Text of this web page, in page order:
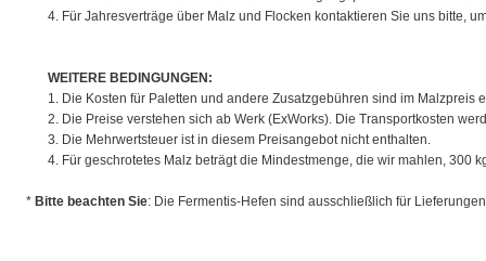
4. Für Jahresverträge über Malz und Flocken kontaktieren Sie uns bitte,
WEITERE BEDINGUNGEN:
1. Die Kosten für Paletten und andere Zusatzgebühren sind im
2. Die Preise verstehen sich ab Werk (ExWorks). Die Transportkosten
3. Die Mehrwertsteuer ist in diesem Preisangebot nicht enthalten.
4. Für geschrotetes Malz beträgt die Mindestmenge, die wir mahlen, 300
* Bitte beachten Sie: Die Fermentis-Hefen sind ausschließlich für